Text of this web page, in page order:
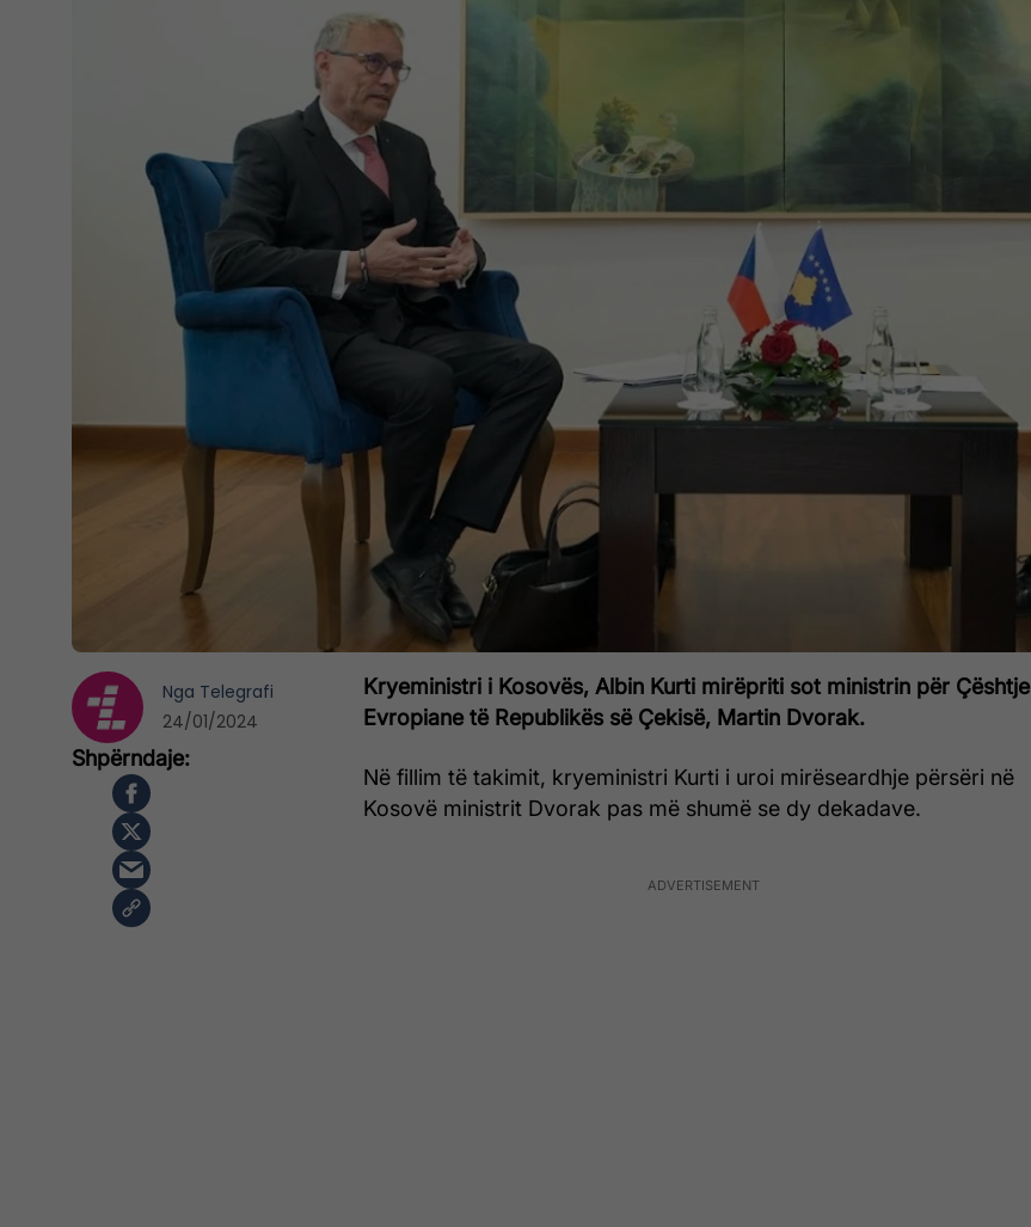
Kryeministri i Kosovës, Albin Kurti mirëpriti sot ministrin për Çështje
Evropiane të Republikës së Çekisë, Martin Dvorak.
Në fillim të takimit, kryeministri Kurti i uroi mirëseardhje përsëri në
Kosovë ministrit Dvorak pas më shumë se dy dekadave.
Nga Telegrafi
24/01/2024